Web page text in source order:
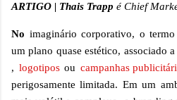
ARTIGO | Thais Trapp é Chief
No imaginário corporativo, o
um plano quase estético, associado
, logotiposou campanhas
perigosamente limitada. Em um